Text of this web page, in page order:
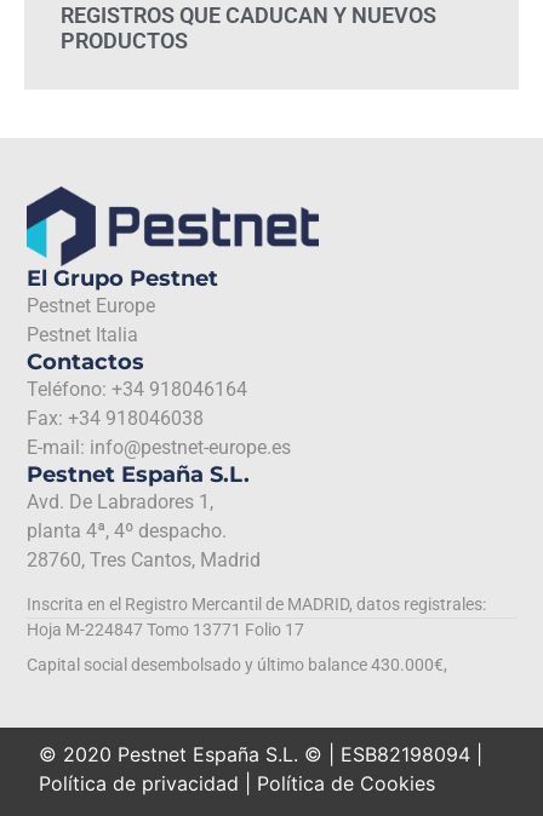
REGISTROS QUE CADUCAN Y NUEVOS
PRODUCTOS
Pestnet España S.L.
Avd. De Labradores 1,
planta 4ª, 4º despacho.
28760, Tres Cantos, Madrid
Inscrita en el Registro Mercantil de MADRID, datos registrales:
Hoja M-224847 Tomo 13771 Folio 17
Capital social desembolsado y último balance 430.000€,
Contactos
Teléfono: +34 918046164
Fax: +34 918046038
E-mail: info@pestnet-europe.es
El Grupo Pestnet
Pestnet Europe
Pestnet Italia
© 2020 Pestnet España S.L. © | ESB82198094 |
Política de privacidad
Política de Cookies